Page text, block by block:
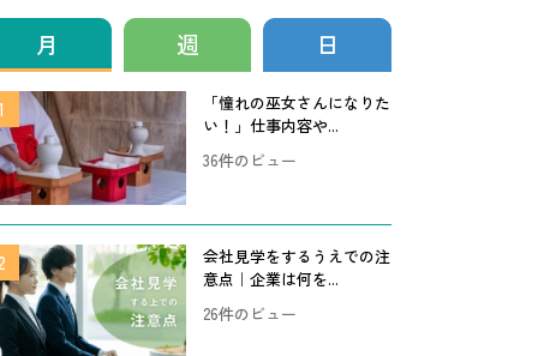
月 週 日
「憧れの巫女さんになりた
い！」仕事内容や...
36件のビュー
会社見学をするうえでの注
意点｜企業は何を...
26件のビュー